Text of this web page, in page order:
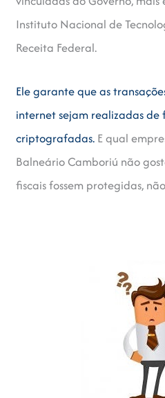
Instituto Nacional de
Receita Federal.
Ele garante que as
internet sejam realizadas de
criptografadas. E qual
Balneário Camboriú não
fiscais fossem protegidas,